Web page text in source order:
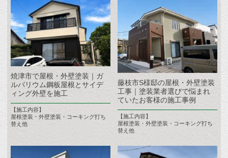
焼津市で屋根・外壁塗装｜ガ
ルバリウム鋼板屋根とサイデ
ィング外壁を施工
【施工内容】
屋根塗装・外壁塗装・コーキング打ち
替え他
藤枝市S様邸の屋根・外壁塗装
工事｜塗装業者選びで悩まれ
ていたお客様の施工事例
【施工内容】
屋根塗装・外壁塗装・コーキング打ち
替え他